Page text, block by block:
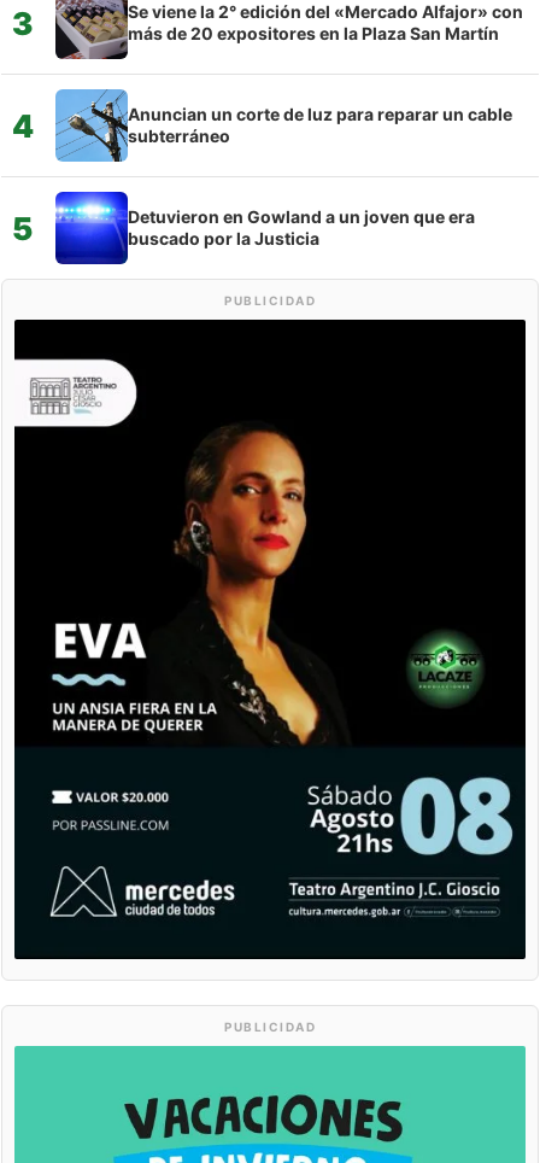
3
Se viene la 2° edición del «Mercado Alfajor» con
más de 20 expositores en la Plaza San Martín
4
Anuncian un corte de luz para reparar un cable
subterráneo
5
Detuvieron en Gowland a un joven que era
buscado por la Justicia
PUBLICIDAD
PUBLICIDAD